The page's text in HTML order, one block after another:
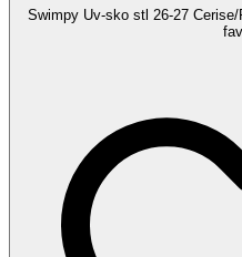
Swimpy Uv-sko stl 26-27